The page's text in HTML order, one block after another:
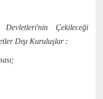
Çekileceği
Dışı Kuruluşlar :